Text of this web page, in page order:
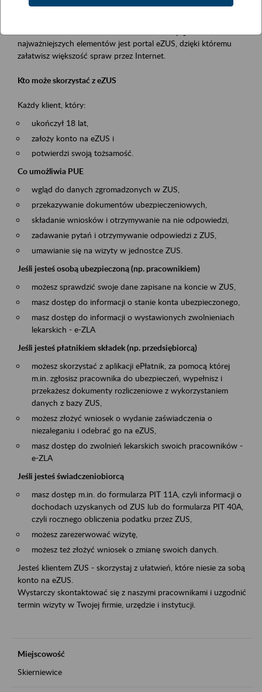
Platforma Usług Elektronicznych ZUS eZUS
najważniejszych elementów jest portal eZUS, dzięki któremu
załatwisz większość spraw przez Internet.
Kto może skorzystać z eZUS
Każdy klient, który:
ukończył 18 lat,
założy konto na eZUS i
potwierdzi swoją tożsamość.
Co umożliwia PUE
wgląd do danych zgromadzonych w ZUS,
przekazywanie dokumentów ubezpieczeniowych,
składanie wniosków i otrzymywanie na nie odpowiedzi,
zadawanie pytań i otrzymywanie odpowiedzi z ZUS,
umawianie się na wizyty w jednostce ZUS.
Jeśli jesteś osobą ubezpieczoną (np. pracownikiem)
możesz sprawdzić swoje dane zapisane na koncie w ZUS,
masz dostęp do informacji o stanie konta ubezpieczonego,
masz dostęp do informacji o wystawionych zwolnieniach
lekarskich - e-ZLA
Jeśli jesteś płatnikiem składek (np. przedsiębiorcą)
możesz skorzystać z aplikacji ePłatnik, za pomocą której
m.in. zgłosisz pracownika do ubezpieczeń, wypełnisz i
przekażesz dokumenty rozliczeniowe z wykorzystaniem
danych z bazy ZUS,
możesz złożyć wniosek o wydanie zaświadczenia o
niezaleganiu i odebrać go na eZUS,
masz dostęp do zwolnień lekarskich swoich pracowników -
e-ZLA
Jeśli jesteś świadczeniobiorcą
masz dostęp m.in. do formularza PIT 11A, czyli informacji o
dochodach uzyskanych od ZUS lub do formularza PIT 40A,
czyli rocznego obliczenia podatku przez ZUS,
możesz zarezerwować wizytę,
możesz też złożyć wniosek o zmianę swoich danych.
Jesteś klientem ZUS - skorzystaj z ułatwień, które niesie za sobą
konto na eZUS.
Wystarczy skontaktować się z naszymi pracownikami i uzgodnić
termin wizyty w Twojej firmie, urzędzie i instytucji.
Miejscowość
Skierniewice